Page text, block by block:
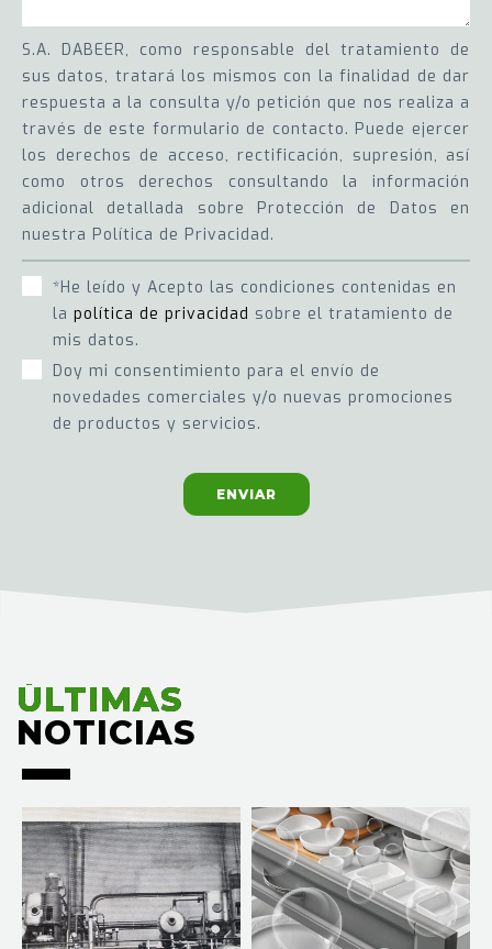
S.A. DABEER, como responsable del tratamiento de
sus datos, tratará los mismos con la finalidad de dar
respuesta a la consulta y/o petición que nos realiza a
través de este formulario de contacto. Puede ejercer
los derechos de acceso, rectificación, supresión, así
como otros derechos consultando la información
adicional detallada sobre Protección de Datos en
nuestra Política de Privacidad.
*He leído y Acepto las condiciones contenidas en
la política de privacidad sobre el tratamiento de
mis datos.
Doy mi consentimiento para el envío de
novedades comerciales y/o nuevas promociones
de productos y servicios.
ENVIAR
ÚLTIMAS
NOTICIAS
ÚLTIMAS
NOTICIAS